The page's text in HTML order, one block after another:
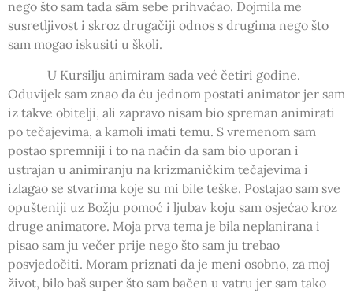
nego što sam tada sȃm sebe prihvaćao. Dojmila me
susretljivost i skroz drugačiji odnos s drugima nego što
sam mogao iskusiti u školi.
U Kursilju animiram sada već četiri godine.
Oduvijek sam znao da ću jednom postati animator jer sam
iz takve obitelji, ali zapravo nisam bio spreman animirati
po tečajevima, a kamoli imati temu. S vremenom sam
postao spremniji i to na način da sam bio uporan i
ustrajan u animiranju na krizmaničkim tečajevima i
izlagao se stvarima koje su mi bile teške. Postajao sam sve
opušteniji uz Božju pomoć i ljubav koju sam osjećao kroz
druge animatore. Moja prva tema je bila neplanirana i
pisao sam ju večer prije nego što sam ju trebao
posvjedočiti. Moram priznati da je meni osobno, za moj
život, bilo baš super što sam bačen u vatru jer sam tako